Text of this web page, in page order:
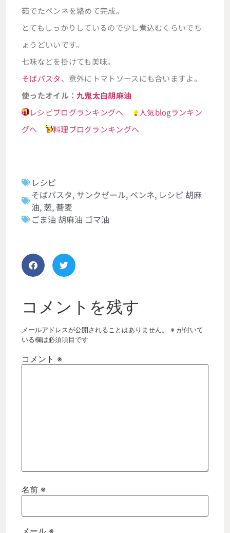
茹でたペンネを絡めて完成。
とてもしっかりしているので少し煮込むくらいでち
ょうどいいです。
七味などを掛けても美味。
そばパスタ、意外にトマトソースにも合いますよ。
使ったオイル：九鬼太白胡麻油
レシピブログランキングへ
人気blogランキン
グへ
料理ブログランキングへ
レシピ
そばパスタ, サンクゼール, ペンネ, レシピ 胡麻
油, 葱,蕎麦
ごま油 胡麻油 ゴマ油
コメントを残す
メールアドレスが公開されることはありません。 ※ が付いて
いる欄は必須項目です
コメント ※
名前 ※
メール ※